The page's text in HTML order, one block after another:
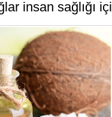
insan sağlığı